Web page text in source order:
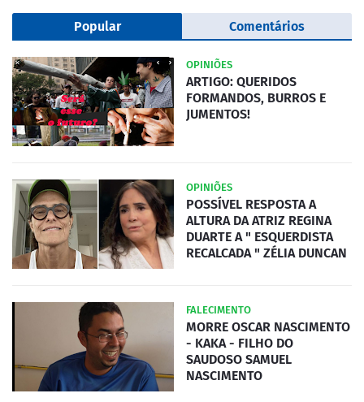
Popular Comentários
OPINIÕES
ARTIGO: QUERIDOS
FORMANDOS, BURROS E
JUMENTOS!
OPINIÕES
POSSÍVEL RESPOSTA A
ALTURA DA ATRIZ REGINA
DUARTE A " ESQUERDISTA
RECALCADA " ZÉLIA DUNCAN
FALECIMENTO
MORRE OSCAR NASCIMENTO
- KAKA - FILHO DO
SAUDOSO SAMUEL
NASCIMENTO